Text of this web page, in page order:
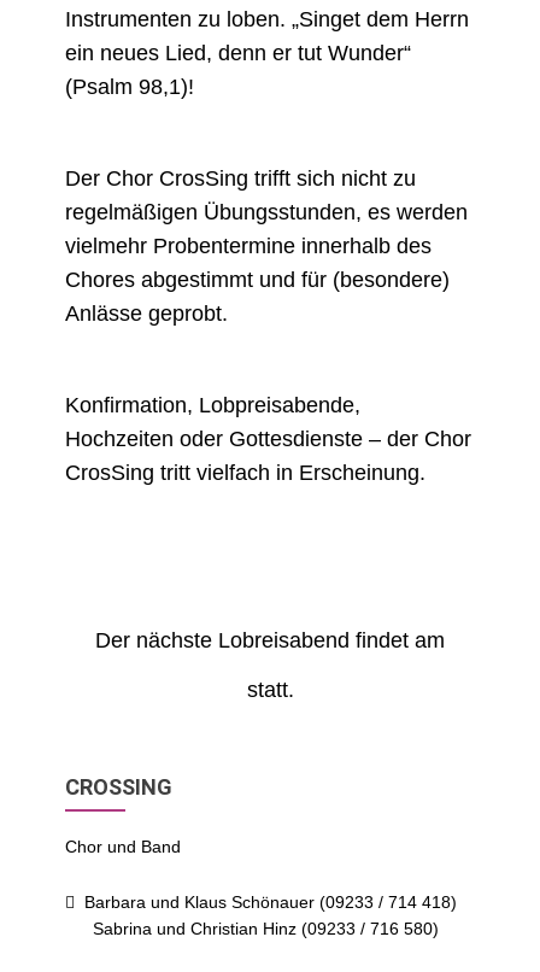
Instrumenten zu loben. „Singet dem Herrn
ein neues Lied, denn er tut Wunder“
(Psalm 98,1)!
Der Chor CrosSing trifft sich nicht zu
regelmäßigen Übungsstunden, es werden
vielmehr Probentermine innerhalb des
Chores abgestimmt und für (besondere)
Anlässe geprobt.
Konfirmation, Lobpreisabende,
Hochzeiten oder Gottesdienste – der Chor
CrosSing tritt vielfach in Erscheinung.
Der nächste Lobreisabend findet am
statt.
CROSSING
Chor und Band
Barbara und Klaus Schönauer (09233 / 714 418)
Sabrina und Christian Hinz (09233 / 716 580)